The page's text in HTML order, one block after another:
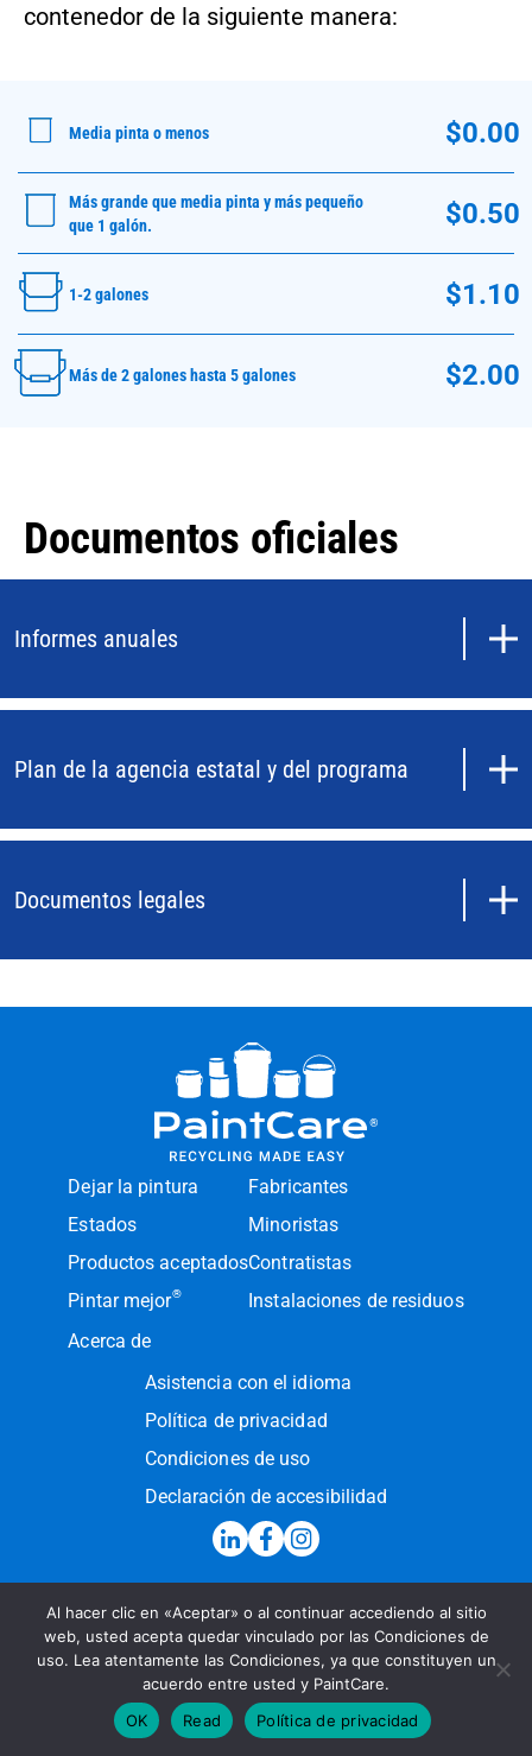
contenedor de la siguiente manera:
Media pinta o menos $0.00
Más grande que media pinta y más pequeño
que 1 galón.
$0.50
1-2 galones $1.10
Más de 2 galones hasta 5 galones $2.00
Documentos oficiales
Informes anuales
Plan de la agencia estatal y del programa
Documentos legales
Dejar la pintura
Estados
Productos aceptados
Pintar mejor®
Acerca de
Fabricantes
Minoristas
Contratistas
Instalaciones de residuos
Asistencia con el idioma
Política de privacidad
Condiciones de uso
Declaración de accesibilidad
Línea de atención:(855) PAINT09
Enviar un mensaje
© 2026 PaintCare Inc. Todos los derechos reservados
Al hacer clic en «Aceptar» o al continuar accediendo al sitio
web, usted acepta quedar vinculado por las Condiciones de
uso. Lea atentamente las Condiciones, ya que constituyen un
acuerdo entre usted y PaintCare.
OK
Política de privacidad
Read